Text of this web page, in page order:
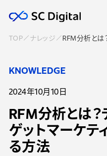
TOP ナレッジ RFM分析とは
KNOWLEDGE
2024年10月10日
RFM分析とは
ゲットマーケテ
る方法